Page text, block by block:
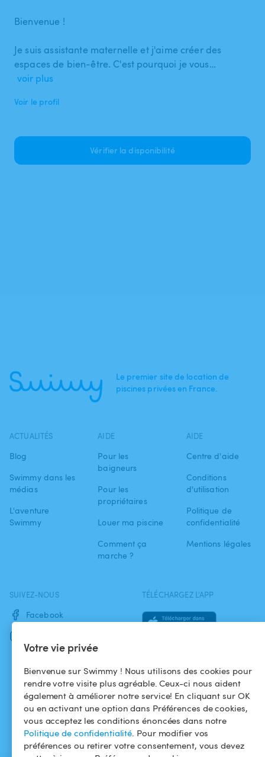
Votre vie privée
Bienvenue sur Swimmy ! Nous utilisons des cookies pour
rendre votre visite plus agréable. Ceux-ci nous aident
également à améliorer notre service! En cliquant sur OK
ou en activant une option dans Préférences de cookies,
vous acceptez les conditions énoncées dans notre
Politique de confidentialité. Pour modifier vos
préférences ou retirer votre consentement, vous devez
Bienvenue !
Je suis assistante maternelle et j'aime créer des
espaces de bien-être. C'est pourquoi je vous…
voir plus
Voir le profil
Vérifier la disponibilité
Le premier site de location de
piscines privées en France.
ACTUALITÉS
Blog
Swimmy dans les
médias
L'aventure
Swimmy
AIDE
Pour les
baigneurs
Pour les
propriétaires
Louer ma piscine
Comment ça
marche ?
AIDE
Centre d'aide
Conditions
d'utilisation
Politique de
confidentialité
Mentions légales
SUIVEZ-NOUS
Facebook
TÉLÉCHARGEZ L'APP